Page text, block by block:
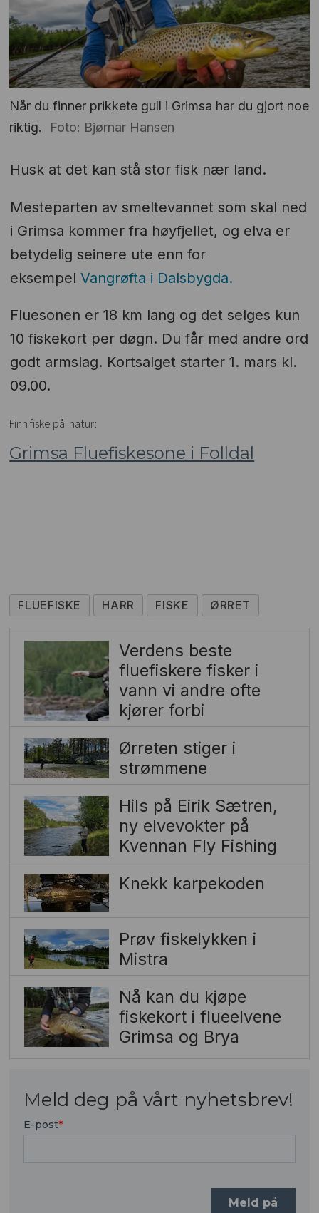
Når du finner prikkete gull i Grimsa har du gjort noe
riktig.
Foto: Bjørnar Hansen
Husk at det kan stå stor fisk nær land.
Mesteparten av smeltevannet som skal ned
i Grimsa kommer fra høyfjellet, og elva er
betydelig seinere ute enn for
eksempel Vangrøfta i Dalsbygda.
Fluesonen er 18 km lang og det selges kun
10 fiskekort per døgn. Du får med andre ord
godt armslag. Kortsalget starter 1. mars kl.
09.00.
Finn fiske på Inatur:
Grimsa Fluefiskesone i Folldal
FLUEFISKE HARR FISKE ØRRET
Verdens beste
fluefiskere fisker i
vann vi andre ofte
kjører forbi
Ørreten stiger i
strømmene
Hils på Eirik Sætren,
ny elvevokter på
Kvennan Fly Fishing
Knekk karpekoden
Prøv fiskelykken i
Mistra
Nå kan du kjøpe
fiskekort i flueelvene
Grimsa og Brya
Meld deg på vårt nyhetsbrev!